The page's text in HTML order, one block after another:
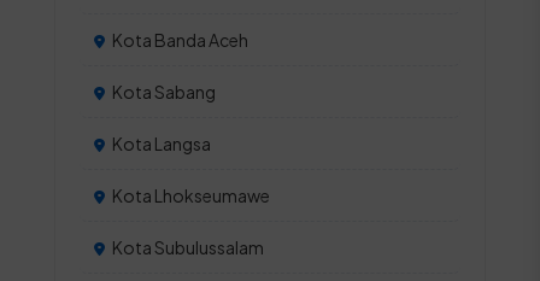
Kota Banda Aceh
Kota Sabang
Kota Langsa
Kota Lhokseumawe
Kota Subulussalam